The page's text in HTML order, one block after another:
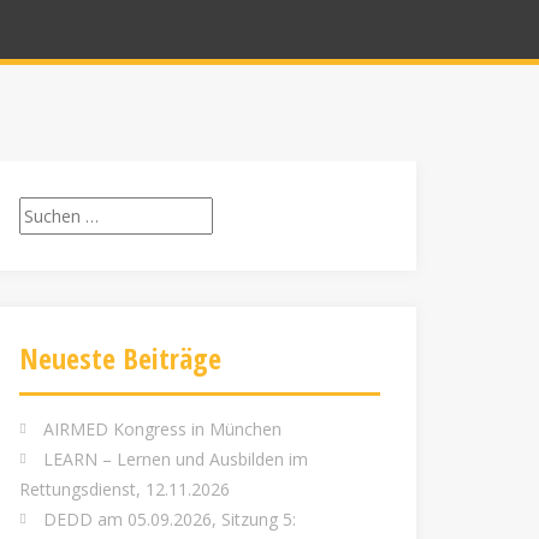
Suchen
nach:
Neueste Beiträge
AIRMED Kongress in München
LEARN – Lernen und Ausbilden im
Rettungsdienst, 12.11.2026
DEDD am 05.09.2026, Sitzung 5: